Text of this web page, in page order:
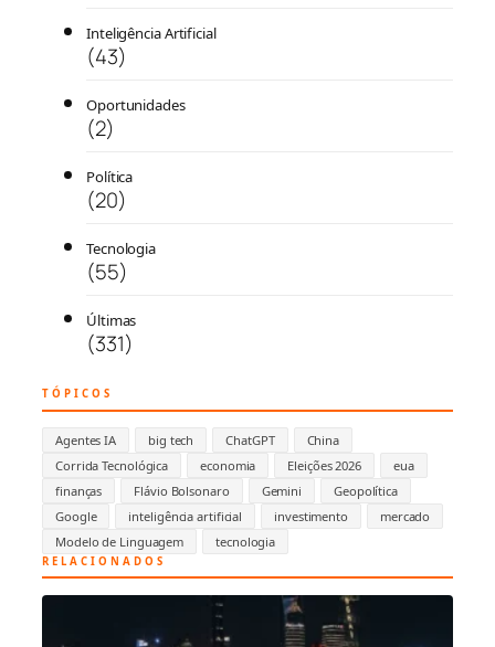
Inteligência Artificial
(43)
Oportunidades
(2)
Política
(20)
Tecnologia
(55)
Últimas
(331)
TÓPICOS
Agentes IA big tech ChatGPT
China
Corrida Tecnológica
economia Eleições 2026
eua
finanças
Flávio Bolsonaro Gemini
Geopolítica
Google
inteligência artificial investimento
mercado
Modelo de Linguagem
tecnologia
RELACIONADOS